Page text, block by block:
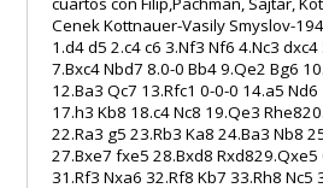
Cenek Kottnauer-Vasily Smyslov-
1.d4 d5 2.c4 c6 3.Nf3 Nf6 4.Nc3
7.Bxc4 Nbd7 8.0-0 Bb4 9.Qe2 Bg6
12.Ba3 Qc7 13.Rfc1 0-0-0 14.a5
17.h3 Kb8 18.c4 Nc8 19.Qe3
22.Ra3 g5 23.Rb3 Ka8 24.Ba3 Nb8
27.Bxe7 fxe5 28.Bxd8
31.Rf3 Nxa6 32.Rf8 Kb7 33.Rh8 Nc5